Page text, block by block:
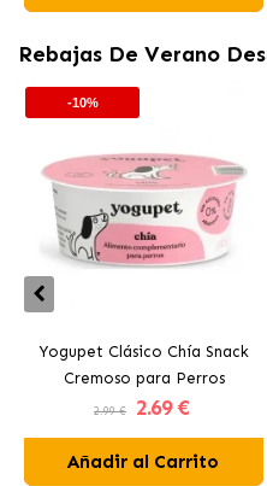
Rebajas De Verano
-10%
Yogupet Clásico Chía Snack
Cremoso para Perros
2.99 € 2.69 €
Añadir al Carrito